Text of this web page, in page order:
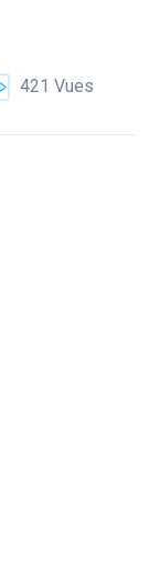
421 Vues